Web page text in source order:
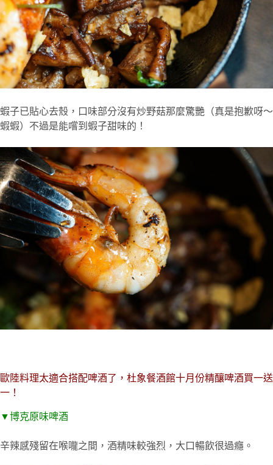
蝦子已貼心去殼，口味部分沒有炒野菇那麼驚艷（真是抱歉呀～
蝦蝦）不過是能嚐到蝦子甜味的！
歐陸料理太適合搭配啤酒了，杜象餐酒館十月份精釀啤酒買一送
一！
▼博克原味啤酒
辛辣感殘留在喉嚨之間，酒精味較強烈，大口暢飲很過癮。